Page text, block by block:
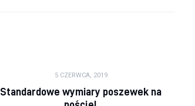
5 CZERWCA, 2019
Standardowe wymiary poszewek na